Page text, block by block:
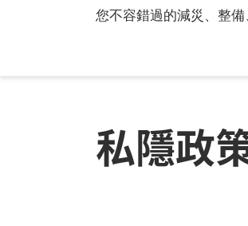
您不容錯過的減災、整
私隱政